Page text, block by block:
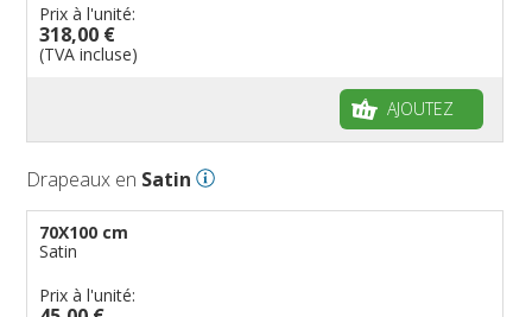
Prix à l'unité:
318,00 €
(TVA incluse)
AJOUTEZ
Drapeaux en Satin
70X100 cm
Satin
Prix à l'unité: